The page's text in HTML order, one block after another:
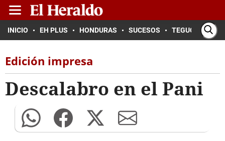
INICIO EH PLUS HONDURAS SUCESOS TEGUCIGALPA
Edición impresa
Descalabro en el Pani